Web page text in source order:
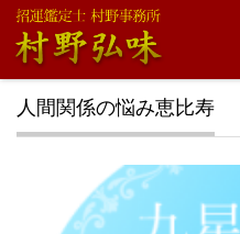
人間関係の悩み恵比寿